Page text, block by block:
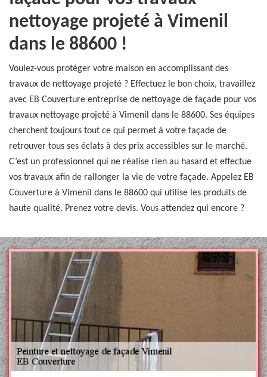
nettoyage projeté à Vimenil
dans le 88600 !
Voulez-vous protéger votre maison en accomplissant des
travaux de nettoyage projeté ? Effectuez le bon choix, travaillez
avec EB Couverture entreprise de nettoyage de façade pour vos
travaux nettoyage projeté à Vimenil dans le 88600. Ses équipes
cherchent toujours tout ce qui permet à votre façade de
retrouver tous ses éclats à des prix accessibles sur le marché.
C’est un professionnel qui ne réalise rien au hasard et effectue
vos travaux afin de rallonger la vie de votre façade. Appelez EB
Couverture à Vimenil dans le 88600 qui utilise les produits de
haute qualité. Prenez votre devis. Vous attendez qui encore ?